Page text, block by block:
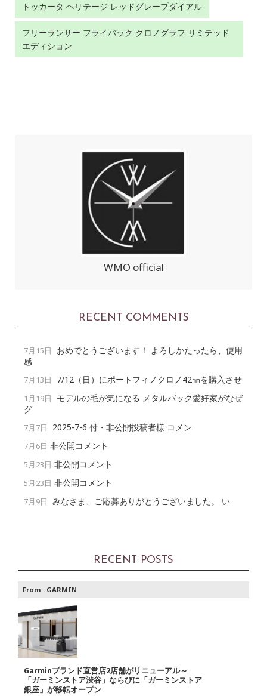
トッカータ ヘリテージ レッドグレープダイアル
フリーランサー フライバック クロノグラフ リミテッド
エディション
WMO official
RECENT COMMENTS
7月15日
おめでとうございます！ よろしかたったら、使用
感
7月13日 7/12（日）にポートフィノクロノ42㎜を購入させ
1月19日
モデルの毛が気になる メタルバック愛好家がなぜ
グ
7月7日 2025-7-6 付・非公開投稿者様 コメン
7月6日 非公開コメント
5月23日 非公開コメント
5月23日 非公開コメント
7月9日 みなさま、ご応募ありがとうございました。 い
RECENT POSTS
From : GARMIN
Garminブランド直営店2店舗がリニューアル～
「ガーミンストア渋谷」ならびに「ガーミンストア
銀座」が移転オープン